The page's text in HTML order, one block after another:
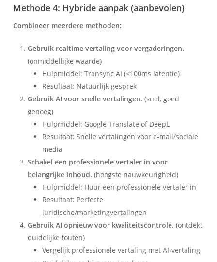
Methode 4: Hybride aanpak (aanbevolen)
Combineer meerdere methoden:
Gebruik realtime vertaling voor vergaderingen.
(onmiddellijke waarde)
Hulpmiddel: Transync AI (<100ms latentie)
Resultaat: Natuurlijk gesprek
Gebruik AI voor snelle vertalingen. (snel, goed
genoeg)
Hulpmiddel: Google Translate of DeepL
Resultaat: Snelle vertalingen voor e-mail/sociale
media
Schakel een professionele vertaler in voor
belangrijke inhoud. (hoogste nauwkeurigheid)
Hulpmiddel: Huur een professionele vertaler in
Resultaat: Perfecte
juridische/marketingvertalingen
Gebruik AI opnieuw voor kwaliteitscontrole. (ontdekt
duidelijke fouten)
Vergelijk professionele vertaling met AI-vertaling.